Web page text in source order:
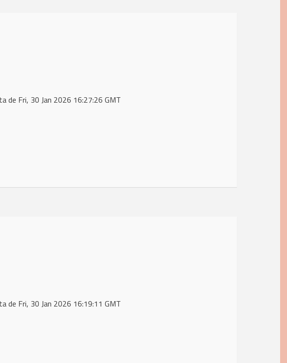
de Fri, 30 Jan 2026 16:27:26 GMT
de Fri, 30 Jan 2026 16:19:11 GMT